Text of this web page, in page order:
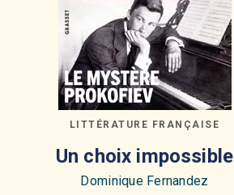
LITTÉRATURE FRANÇAISE
Un choix impossible
Dominique Fernandez